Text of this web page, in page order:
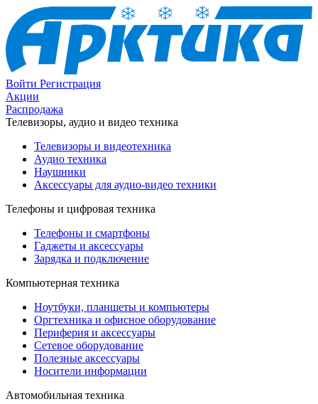
Войти Регистрация
Акции
Распродажа
Телевизоры, аудио и видео техника
Телевизоры и видеотехника
Аудио техника
Наушники
Аксессуары для аудио-видео техники
Телефоны и цифровая техника
Телефоны и смартфоны
Гаджеты и аксессуары
Зарядка и подключение
Компьютерная техника
Ноутбуки, планшеты и компьютеры
Оргтехника и офисное оборудование
Периферия и аксессуары
Cетевое оборудование
Полезные аксессуары
Носители информации
Автомобильная техника